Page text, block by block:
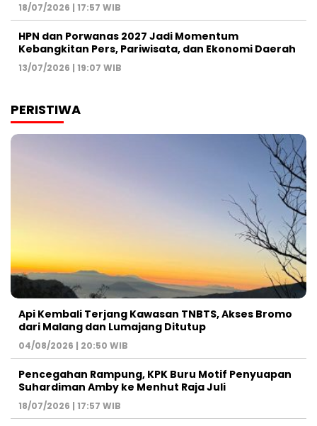
18/07/2026 | 17:57 WIB
HPN dan Porwanas 2027 Jadi Momentum
Kebangkitan Pers, Pariwisata, dan Ekonomi Daerah
13/07/2026 | 19:07 WIB
PERISTIWA
Api Kembali Terjang Kawasan TNBTS, Akses Bromo
dari Malang dan Lumajang Ditutup
04/08/2026 | 20:50 WIB
Pencegahan Rampung, KPK Buru Motif Penyuapan
Suhardiman Amby ke Menhut Raja Juli
18/07/2026 | 17:57 WIB